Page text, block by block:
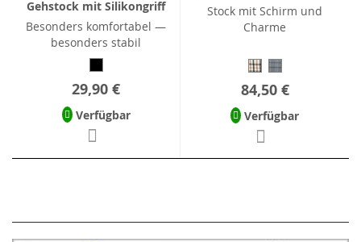
Gehstock mit Silikongriff
Besonders komfortabel —
besonders stabil
29,90 €
Verfügbar
Stock mit Schirm und
Charme
84,50 €
Verfügbar